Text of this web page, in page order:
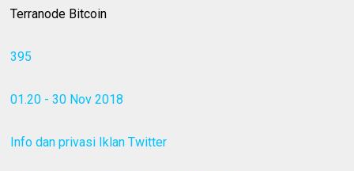
Terranode Bitcoin
395
01.20 - 30 Nov 2018
Info dan privasi Iklan Twitter